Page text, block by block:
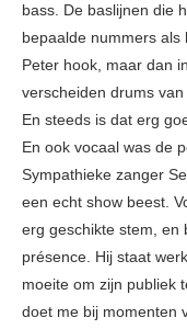
bass. De baslijnen die
bepaalde nummers
Peter hook, maar dan
verscheiden drums
En steeds is dat erg
En ook vocaal was de
Sympathieke zanger
een echt show beest.
erg geschikte stem, en
présence. Hij staat
moeite om zijn publiek
doet me bij momenten